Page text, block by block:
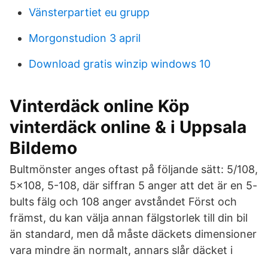
Vänsterpartiet eu grupp
Morgonstudion 3 april
Download gratis winzip windows 10
Vinterdäck online Köp
vinterdäck online & i Uppsala
Bildemo
Bultmönster anges oftast på följande sätt: 5/108,
5x108, 5-108, där siffran 5 anger att det är en 5-
bults fälg och 108 anger avståndet Först och
främst, du kan välja annan fälgstorlek till din bil
än standard, men då måste däckets dimensioner
vara mindre än normalt, annars slår däcket i